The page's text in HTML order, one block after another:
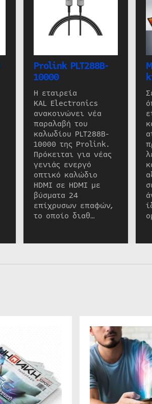
Prolink PLT288B-
10000
Η εταιρεία
KAL Electronics
ανακοινώνει νέα
παραλαβή του
καλωδίου PLT288B-
10000 της Prolink.
Πρόκειται για νέας
γενιάς ενεργό
οπτικό καλώδιο
HDMI σε HDMI με
βύσματα 24
επίχρυσων επαφών,
το οποίο διαθ…